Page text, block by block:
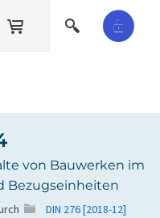
von Bauwerken im
Bezugseinheiten
DIN 276 [2018-12]